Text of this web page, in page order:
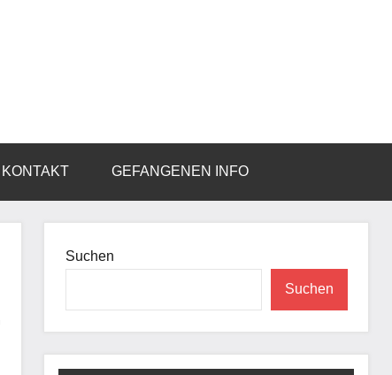
KONTAKT GEFANGENEN INFO
Suchen
Suchen